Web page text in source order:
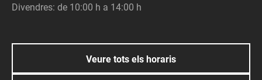
Divendres: de 10:00 h a 14:00 h
Veure tots els horaris